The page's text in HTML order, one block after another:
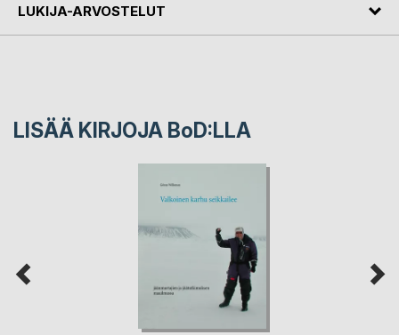
LUKIJA-ARVOSTELUT
LISÄÄ KIRJOJA BoD:LLA